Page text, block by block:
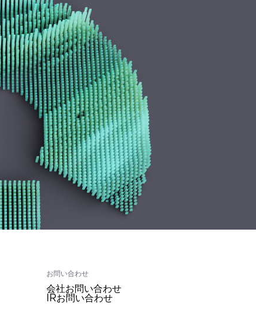
お問い合わせ
会社お問い合わせ
IRお問い合わせ